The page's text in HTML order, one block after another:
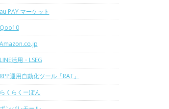
au PAY マーケット
Qoo10
Amazon.co.jp
LINE活用・LSEG
RPP運用自動化ツール「RAT」
らくらくーぽん